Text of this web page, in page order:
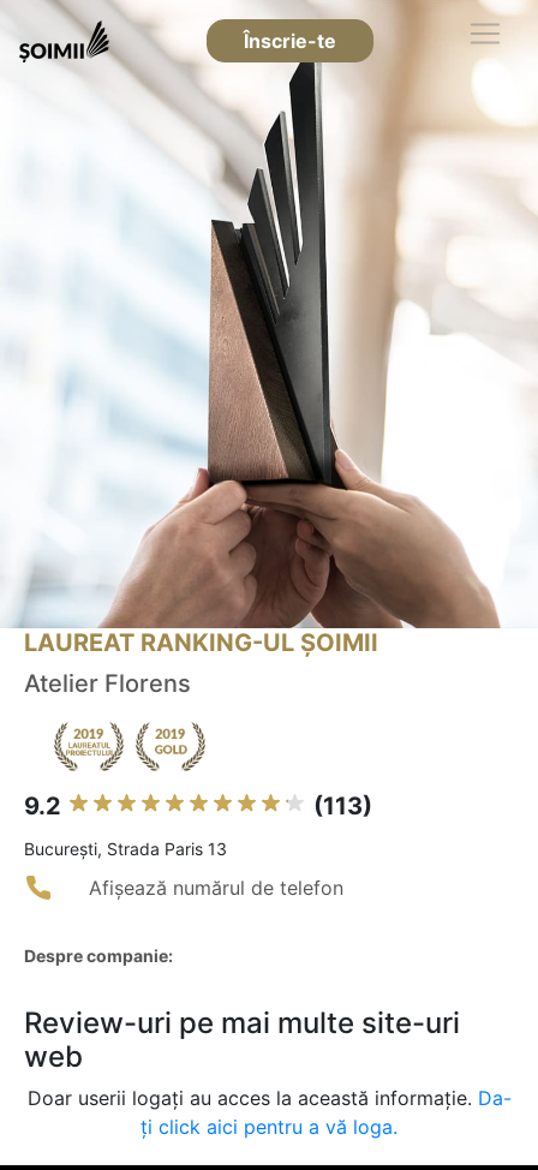
Înscrie-te
LAUREAT RANKING-UL ȘOIMII
Atelier Florens
9.2 (113)
Bucureşti, Strada Paris 13
Afișează numărul de telefon
Despre companie:
Review-uri pe mai multe site-uri
web
Doar userii logați au acces la această informație. Da-
ți click aici pentru a vă loga.